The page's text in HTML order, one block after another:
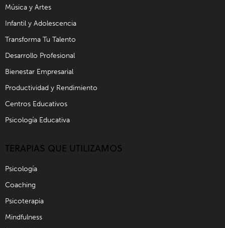
Música y Artes
Infantil y Adolescencia
Transforma Tu Talento
Desarrollo Profesional
Bienestar Empresarial
Productividad y Rendimiento
Centros Educativos
Psicología Educativa
TERAPIAS QUE UTILIZAMOS
Psicología
Coaching
Psicoterapia
Mindfulness